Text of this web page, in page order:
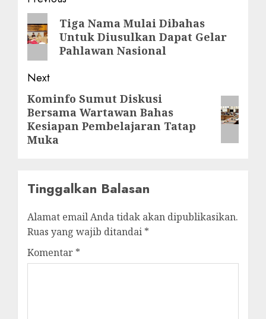
navigation
Previous
post:
Tiga Nama Mulai Dibahas
Untuk Diusulkan Dapat Gelar
Pahlawan Nasional
Next
Next
post:
Kominfo Sumut Diskusi
Bersama Wartawan Bahas
Kesiapan Pembelajaran Tatap
Muka
Tinggalkan Balasan
Alamat email Anda tidak akan dipublikasikan.
Ruas yang wajib ditandai *
Komentar *